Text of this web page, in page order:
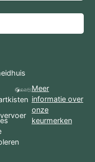
Meer
informatie over
onze
keurmerken